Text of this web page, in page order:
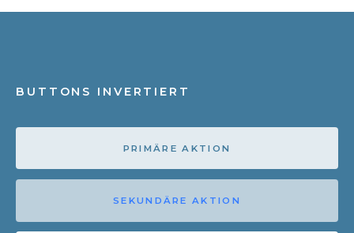
BUTTONS INVERTIERT
PRIMÄRE AKTION
SEKUNDÄRE AKTION